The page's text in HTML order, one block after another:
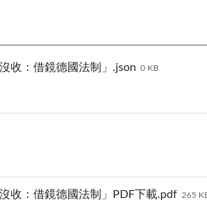
收：借鏡德國法制」.json 0 KB
收：借鏡德國法制」PDF下載.pdf 265